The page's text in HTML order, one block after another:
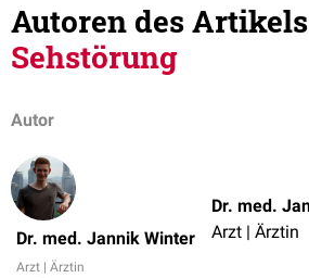
Autoren des Artikels
Sehstörung
Autor
Dr. med. Jannik Winter
Arzt | Ärztin
Arzt | Ärztin